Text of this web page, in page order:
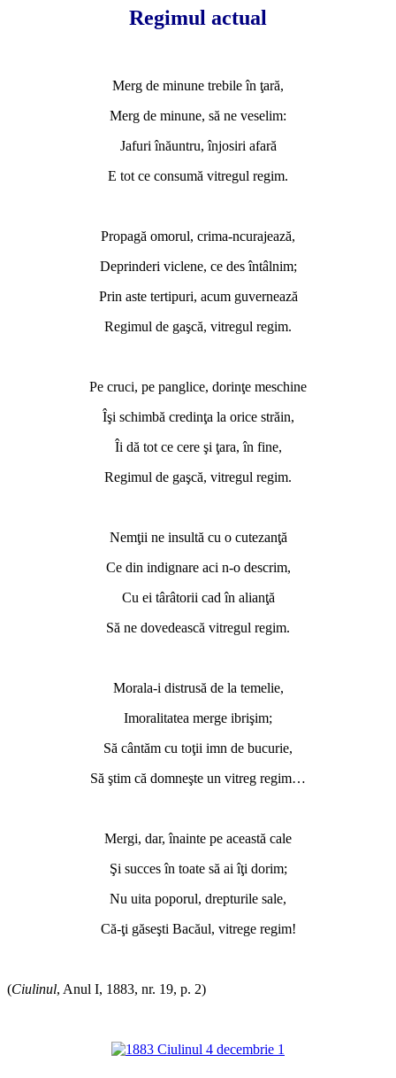
Regimul actual
Merg de minune trebile în ţară,
Merg de minune, să ne veselim:
Jafuri înăuntru, înjosiri afară
E tot ce consumă vitregul regim.
Propagă omorul, crima-ncurajează,
Deprinderi viclene, ce des întâlnim;
Prin aste tertipuri, acum guvernează
Regimul de gaşcă, vitregul regim.
Pe cruci, pe panglice, dorinţe meschine
Îşi schimbă credinţa la orice străin,
Îi dă tot ce cere şi ţara, în fine,
Regimul de gaşcă, vitregul regim.
Nemţii ne insultă cu o cutezanţă
Ce din indignare aci n-o descrim,
Cu ei târâtorii cad în alianţă
Să ne dovedească vitregul regim.
Morala-i distrusă de la temelie,
Imoralitatea merge ibrişim;
Să cântăm cu toţii imn de bucurie,
Să ştim că domneşte un vitreg regim…
Mergi, dar, înainte pe această cale
Şi succes în toate să ai îţi dorim;
Nu uita poporul, drepturile sale,
Că-ţi găseşti Bacăul, vitrege regim!
(Ciulinul, Anul I, 1883, nr. 19, p. 2)